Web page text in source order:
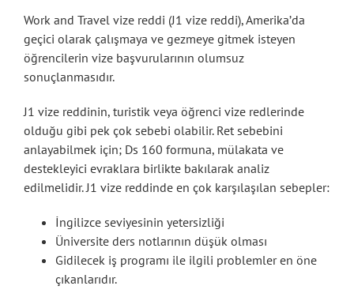
Work and Travel vize reddi (J1 vize reddi), Amerika’da
geçici olarak çalışmaya ve gezmeye gitmek isteyen
öğrencilerin vize başvurularının olumsuz
sonuçlanmasıdır.
J1 vize reddinin, turistik veya öğrenci vize redlerinde
olduğu gibi pek çok sebebi olabilir. Ret sebebini
anlayabilmek için; Ds 160 formuna, mülakata ve
destekleyici evraklara birlikte bakılarak analiz
edilmelidir. J1 vize reddinde en çok karşılaşılan sebepler:
İngilizce seviyesinin yetersizliği
Üniversite ders notlarının düşük olması
Gidilecek iş programı ile ilgili problemler en öne
çıkanlarıdır.